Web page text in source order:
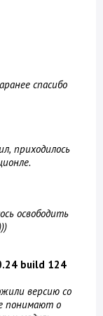
спасибо
приходилось
освободить
build 124
версию со
понимают о